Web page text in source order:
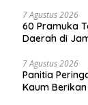
7 Agustus 2026
60 Pramuka
Daerah di
7 Agustus 2026
Panitia
Kaum